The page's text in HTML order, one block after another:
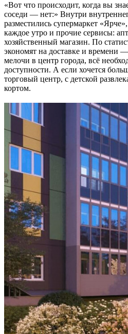
«Вот что происходит, когда вы
соседи — нет:» Внутри
разместились супермаркет
каждое утро и прочие сервисы:
хозяйственный магазин. По
экономят на доставке и времени
мелочи в центр города, всё
доступности. А если хочется
торговый центр, с детской
кортом.